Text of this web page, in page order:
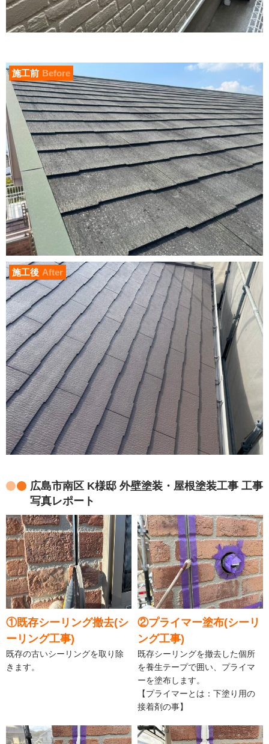
施工前 Before
施工後 After
広島市南区 K様邸 外壁塗装・屋根塗装工事 工事
写真レポート
①既存シーリング撤去(シ
ーリング工事)
既存の古いシーリングを取り除
きます。
②プライマー塗布(シーリ
ング工事)
既存シーリングを撤去した個所
を養生テープで囲い、プライマ
ーを塗布します。
【プライマーとは：下塗り用の
接着剤の事】